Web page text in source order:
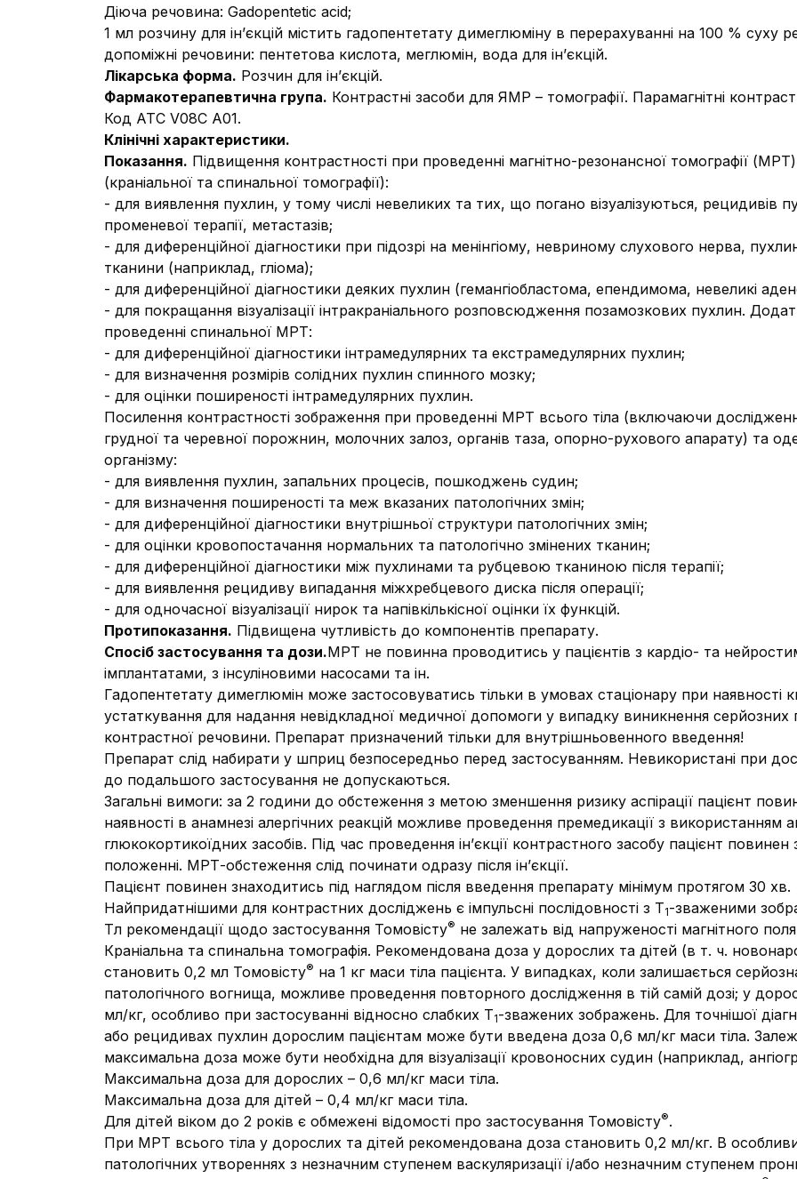
Діюча речовина: Gadopentetic acid;
1 мл розчину для ін’єкцій містить гадопентетату димеглюміну в перерахуванні на 100 % суху
допоміжні речовини: пентетова кислота, меглюмін, вода для ін’єкцій.
Лікарська форма. Розчин для ін’єкцій.
Фармакотерапевтична група. Контрастні засоби для ЯМР – томографії. Парамагнітні
Код АТС V08С А01.
Клінічні характеристики.
Показання. Підвищення контрастності при проведенні магнітно-резонансної томографії
(краніальної та спинальної томографії):
- для виявлення пухлин, у тому числі невеликих та тих, що погано візуалізуються, рецидивів
променевої терапії, метастазів;
- для диференційної діагностики при підозрі на менінгіому, невриному слухового нерва,
тканини (наприклад, гліома);
- для диференційної діагностики деяких пухлин (гемангіобластома, епендимома, невеликі
- для покращання візуалізації інтракраніального розповсюдження позамозкових пухлин.
проведенні спинальної МРТ:
- для диференційної діагностики інтрамедулярних та екстрамедулярних пухлин;
- для визначення розмірів солідних пухлин спинного мозку;
- для оцінки поширеності інтрамедулярних пухлин.
Посилення контрастності зображення при проведенні МРТ всього тіла (включаючи
грудної та черевної порожнин, молочних залоз, органів таза, опорно-рухового апарату) та
організму:
- для виявлення пухлин, запальних процесів, пошкоджень судин;
- для визначення поширеності та меж вказаних патологічних змін;
- для диференційної діагностики внутрішньої структури патологічних змін;
- для оцінки кровопостачання нормальних та патологічно змінених тканин;
- для диференційної діагностики між пухлинами та рубцевою тканиною після терапії;
- для виявлення рецидиву випадання міжхребцевого диска після операції;
- для одночасної візуалізації нирок та напівкількісної оцінки їх функцій.
Протипоказання. Підвищена чутливість до компонентів препарату.
Спосіб застосування та дози.МРТ не повинна проводитись у пацієнтів з кардіо- та
імплантатами, з інсуліновими насосами та ін.
Гадопентетату димеглюмін може застосовуватись тільки в умовах стаціонару при наявності
устаткування для надання невідкладної медичної допомоги у випадку виникнення серйозних
контрастної речовини. Препарат призначений тільки для внутрішньовенного введення!
Препарат слід набирати у шприц безпосередньо перед застосуванням. Невикористані при
до подальшого застосування не допускаються.
Загальні вимоги: за 2 години до обстеження з метою зменшення ризику аспірації пацієнт
наявності в анамнезі алергічних реакцій можливе проведення премедикації з використанням
глюкокортикоїдних засобів. Під час проведення ін’єкції контрастного засобу пацієнт
положенні. МРТ-обстеження слід починати одразу після ін’єкції.
Пацієнт повинен знаходитись під наглядом після введення препарату мінімум протягом 30 хв.
Найпридатнішими для контрастних досліджень є імпульсні послідовності з Т1-зваженими
Тл рекомендації щодо застосування Томовісту® не залежать від напруженості магнітного
Краніальна та спинальна томографія. Рекомендована доза у дорослих та дітей (в т. ч.
становить 0,2 мл Томовісту® на 1 кг маси тіла пацієнта. У випадках, коли залишається
патологічного вогнища, можливе проведення повторного дослідження в тій самій дозі; у
мл/кг, особливо при застосуванні відносно слабких Т1-зважених зображень. Для точнішої
або рецидивах пухлин дорослим пацієнтам може бути введена доза 0,6 мл/кг маси тіла.
максимальна доза може бути необхідна для візуалізації кровоносних судин (наприклад,
Максимальна доза для дорослих – 0,6 мл/кг маси тіла.
Максимальна доза для дітей – 0,4 мл/кг маси тіла.
Для дітей віком до 2 років є обмежені відомості про застосування Томовісту®.
При МРТ всього тіла у дорослих та дітей рекомендована доза становить 0,2 мл/кг. В
патологічних утвореннях з незначним ступенем васкуляризації і/або незначним ступенем